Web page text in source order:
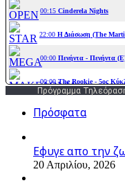
Πρόγραμμα
Πρόσφατα
Εφυγε απο την
20 Απριλίου, 2026